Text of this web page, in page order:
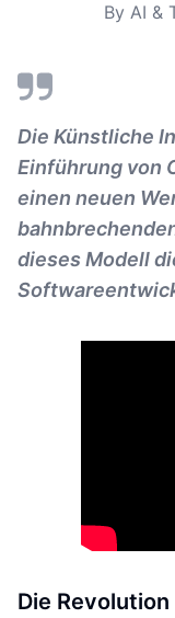
By AI &
Die Künstliche
Einführung von
einen neuen
dieses Modell
Die